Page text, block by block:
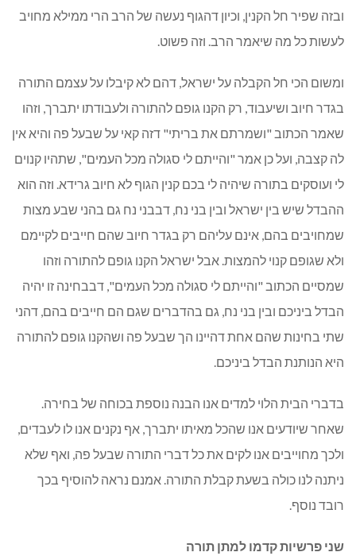
ובזה שפיר חל הקנין, וכיון דהגוף נעשה של הרב הרי ממילא מחויב
לעשות כל מה שיאמר הרב. וזה פשוט.
ומשום הכי חל הקבלה על ישראל, דהם לא קיבלו על עצמם התורה
בגדר חיוב ושיעבוד, רק הקנו גופם להתורה ולעבודתו יתברך, וזהו
שאמר הכתוב "ושמרתם את בריתי" דזה קאי על שבעל פה והיא אין
לה קצבה, ועל כן אמר "והייתם לי סגולה מכל העמים", שתהיו קנוים
לי ועוסקים בתורה שיהיה לי בכם קנין הגוף לא חיוב גרידא. וזה הוא
ההבדל שיש בין ישראל ובין בני נח, דבבני נח גם בהני שבע מצות
שמחויבים בהם, אינם עליהם רק בגדר חיוב שהם חייבים לקיימם
ולא שגופם קנוי להמצות. אבל ישראל הקנו גופם להתורה וזהו
שמסיים הכתוב "והייתם לי סגולה מכל העמים", דבבחינה זו יהיה
הבדל ביניכם ובין בני נח, גם בהדברים שגם הם חייבים בהם, דהני
שתי בחינות שהם אחת דהיינו הך שבעל פה ושהקנו גופם להתורה
היא הנותנת הבדל ביניכם.
בדברי הבית הלוי למדים אנו הבנה נוספת בכוחה של בחירה.
שאחר שיודעים אנו שהכל מאיתו יתברך, אף נקנים אנו לו לעבדים,
ולכך מחוייבים אנו לקים את כל דברי התורה שבעל פה, ואף שלא
ניתנה לנו כולה בשעת קבלת התורה. אמנם נראה להוסיף בכך
רובד נוסף.
שני פרשיות קדמו למתן תורה